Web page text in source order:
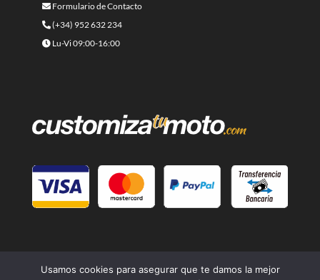
Formulario de Contacto
(+34) 952 632 234
Lu-Vi 09:00-16:00
Usamos cookies para asegurar que te damos la mejor